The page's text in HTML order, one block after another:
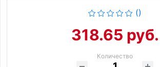
()
318.65 руб.
Количество